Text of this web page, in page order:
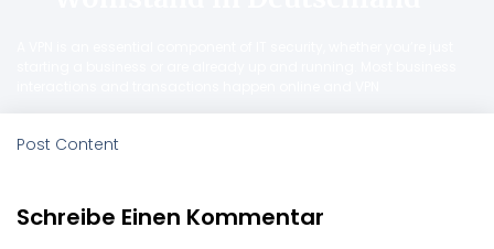
Post Content
Schreibe Einen Kommentar